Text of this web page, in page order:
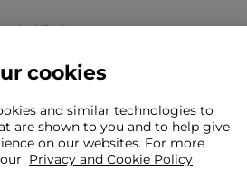
7 zile pentru ca
ceea ce căutați?
cookies
and similar technologies to
are shown to you and to help give
on our websites. For more
Privacy and Cookie Policy